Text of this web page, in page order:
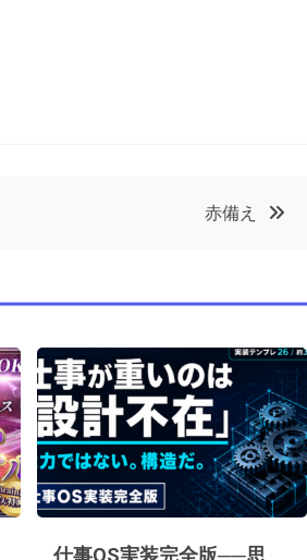
赤備え
仕事OS実装完全版──思